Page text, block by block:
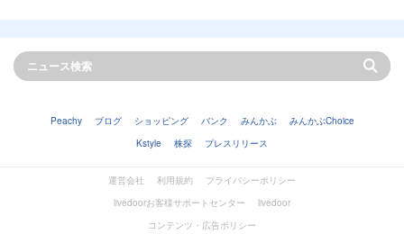
Peachy ブログ ショッピング バンク みんかぶ
みんかぶChoice
Kstyle
株探 プレスリリース
運営会社 利用規約
プライバシーポリシー
livedoorお客様サポートセンター
livedoor
コンテンツ・広告ポリシー